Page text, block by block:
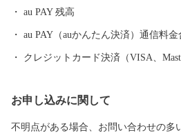
会」をまちの将来像として施策を展開
丹波ブランド食材の丹波栗や丹波黒大
め、京都府随一の酪農地帯でもあるな
基幹産業である農業や食産業の活性化
au PAY 残高
au PAY（auかんたん決済）通信料金
クレジットカード決済（VISA、
お申し込みに関して
不明点がある場合、お問い合わせの多